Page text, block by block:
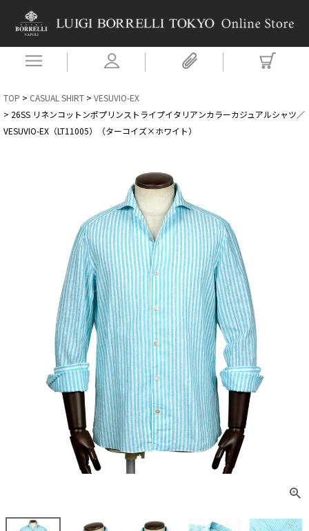
TOP CASUAL SHIRT
VESUVIO-EX
26SS リネンコットンポプリンストライプイタリアンカラーカジュアルシャツ／
VESUVIO-EX（LT11005）（ターコイズ×ホワイト）